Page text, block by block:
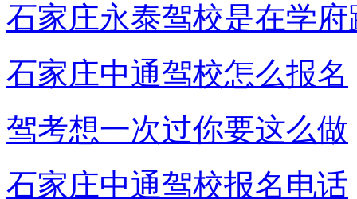
石家庄永泰驾校是在学府
石家庄中通驾校怎么报名
驾考想一次过你要这么做
石家庄中通驾校报名电话